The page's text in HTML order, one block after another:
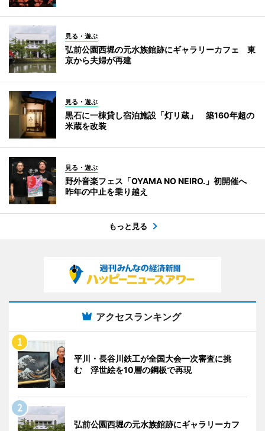
見る・遊ぶ
弘前公園西堀の元水族館跡にギャラリーカフェ 東
京から夫婦が再建
見る・遊ぶ
黒石に一棟貸し宿泊施設「灯リ蔵」 築160年超の
米蔵を改装
見る・遊ぶ
野外音楽フェス「OYAMA NO NEIRO.」初開催へ
昨年の中止を乗り越え
もっと見る
アクセスランキング
平川・長谷川鉄工が全国大会一次審査に挑
む 浮世絵を10層の鋼板で再現
弘前公園西堀の元水族館跡にギャラリーカフ